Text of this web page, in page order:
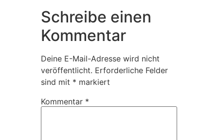
Schreibe einen
Kommentar
Deine E-Mail-Adresse wird nicht
veröffentlicht. Erforderliche Felder
sind mit * markiert
Kommentar *